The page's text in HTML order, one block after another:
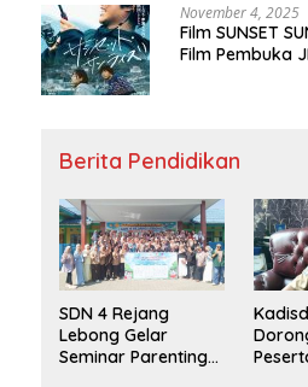
November 4, 2025
Film SUNSET
Film Pembuka
Berita Pendidikan
SDN 4 Rejang
Lebong Gelar
Seminar Parenting